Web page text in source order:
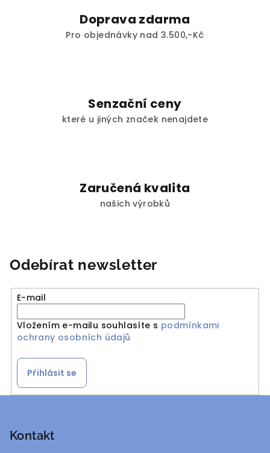
ý
p
Doprava zdarma
Pro objednávky nad 3.500,-Kč
Senzační ceny
které u jiných značek nenajdete
Zaručená kvalita
našich výrobků
Odebírat newsletter
E-mail
Vložením e-mailu souhlasíte s podmínkami
ochrany osobních údajů
Přihlásit se
Kontakt